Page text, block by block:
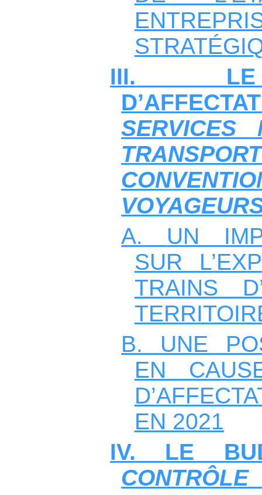
III.
SERVICES
TRANSPORT
A.
UN
SUR
TRAINS
B.
UNE
EN
EN 2021
IV.
LE